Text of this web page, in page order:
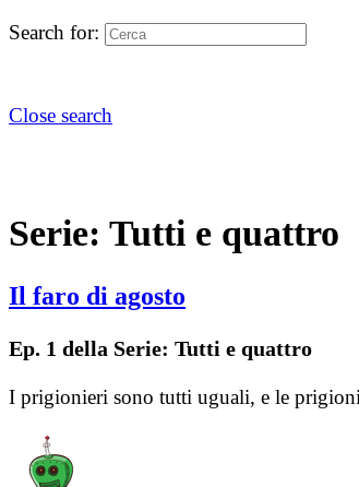
Search for:
Close search
Serie: Tutti e quattro
Il faro di agosto
Ep. 1 della Serie: Tutti e quattro
I prigionieri sono tutti uguali, e le